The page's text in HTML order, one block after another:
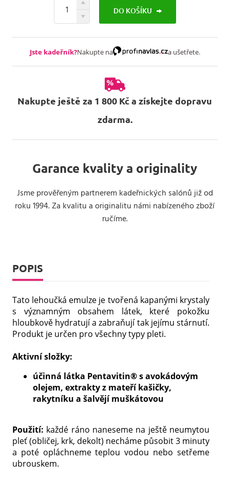
DO KOŠÍKU
Jste kadeřník?Nakupte na a ušetřete.
Nakupte ještě za 1 800 Kč a získejte dopravu
zdarma.
Garance kvality a originality
Jsme prověřeným partnerem kadeřnických salónů již od
roku 1994. Za kvalitu a originalitu námi nabízeného zboží
ručíme.
POPIS
Tato lehoučká emulze je tvořená kapanými krystaly
s významným obsahem látek, které pokožku
hloubkově hydratují a zabraňují tak jejímu stárnutí.
Produkt je určen pro všechny typy pleti.
Aktivní složky:
účinná látka Pentavitin® s avokádovým
olejem, extrakty z mateří kašičky,
rakytníku a šalvějí muškátovou
Použití: každé ráno naneseme na ještě neumytou
pleť (obličej, krk, dekolt) necháme působit 3 minuty
a poté opláchneme teplou vodou nebo setřeme
ubrouskem.